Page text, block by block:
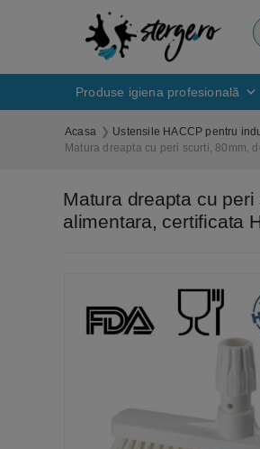
Produse igiena profesională
Acasa Ustensile HACCP pentru
Matura dreapta cu peri scurti, 80mm,
Matura dreapta cu
alimentara, certificata